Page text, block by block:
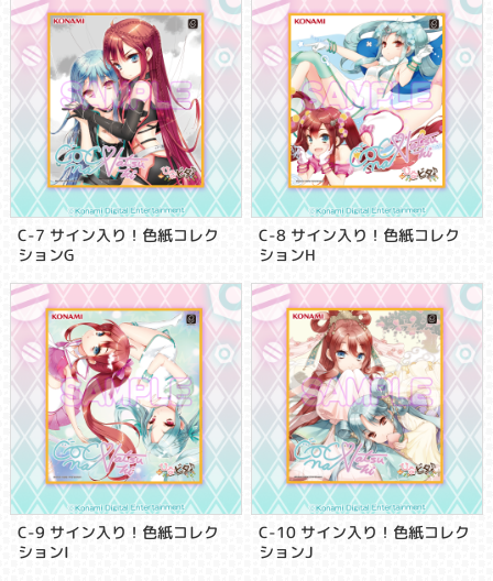
C-7 サイン入り！色紙コレク
ションG
C-8 サイン入り！色紙コレク
ションH
C-9 サイン入り！色紙コレク
ションI
C-10 サイン入り！色紙コレク
ションJ